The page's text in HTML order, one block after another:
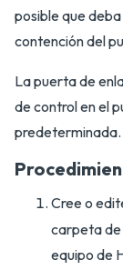
posible que
contención del
La puerta de
de control en el
predeterminada.
Cree o
carpeta de
equipo de